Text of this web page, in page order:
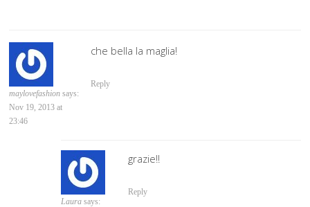
maylovefashion says:
Nov 19, 2013 at
23:46
che bella la maglia!
Reply
Laura says:
grazie!!
Reply